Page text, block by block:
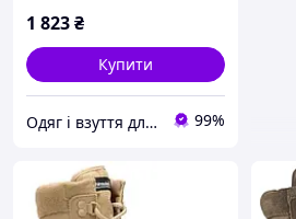
1 823₴
Купити
Одяг і взуття для рибалок і мисливців, спецодяг від виробника 99%